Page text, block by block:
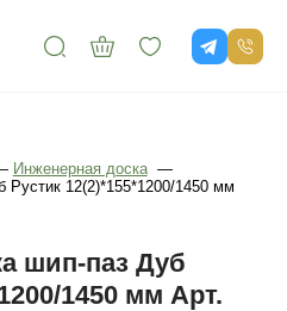
Инженерная доска —
Рустик 12(2)*155*1200/1450 мм
шип-паз Дуб
1450 мм Арт.